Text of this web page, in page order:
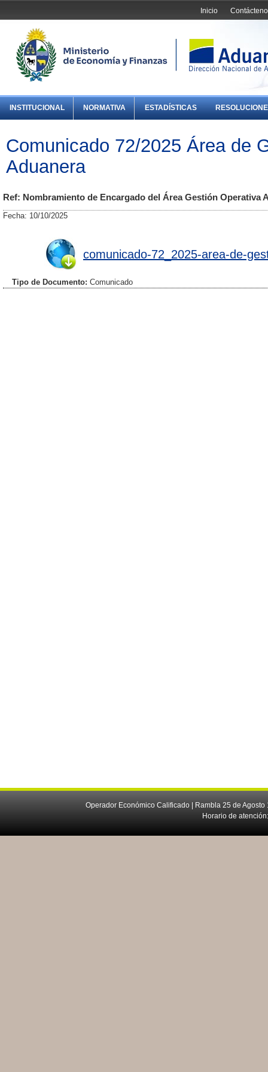
Inicio
INSTITUCIONAL NORMATIVA ESTADÍSTICAS
Comunicado 72/2025 Área de
Aduanera
Ref: Nombramiento de Encargado del Área Gestión Operativa
Fecha: 10/10/2025
comunicado-72_2025-area-de-
Tipo de Documento: Comunicado
Operador Económico Calificado | Rambla 25 de
Horario de